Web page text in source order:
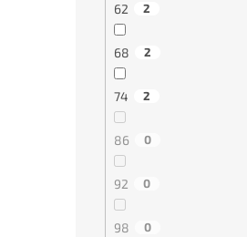
62 2
68 2
74 2
86 0
92 0
98 0